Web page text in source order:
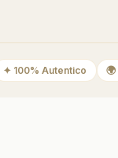
✦ 100% Autentico 🌍